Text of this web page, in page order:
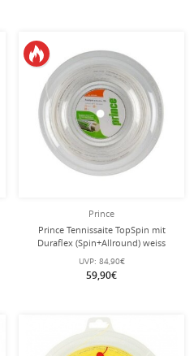
Prince
Prince Tennissaite TopSpin mit
Duraflex (Spin+Allround) weiss
100m Rolle
UVP: 84,90€
59,90€